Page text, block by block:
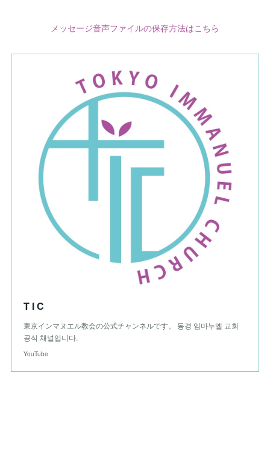
メッセージ音声ファイルの保存方法はこちら
T I C
東京インマヌエル教会の公式チャンネルです。 동경 임마누엘 교회
공식 채널입니다.
YouTube